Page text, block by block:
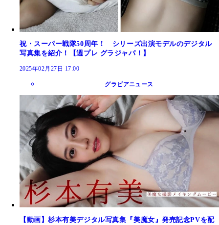
祝・スーパー戦隊50周年！ シリーズ出演モデルのデジタル
写真集を紹介！【週プレ グラジャパ！】
2025年02月27日 17:00
グラビアニュース
【動画】杉本有美デジタル写真集『美魔女』発売記念PVを配